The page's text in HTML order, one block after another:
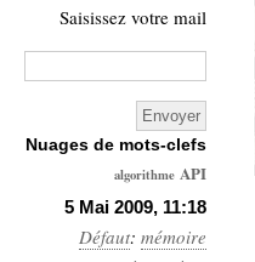
5 Mai 2009, 11:18
Défaut: mémoire
Saisissez votre mail
Nuages de mots-clefs
algorithme API
Architecture
Ars-